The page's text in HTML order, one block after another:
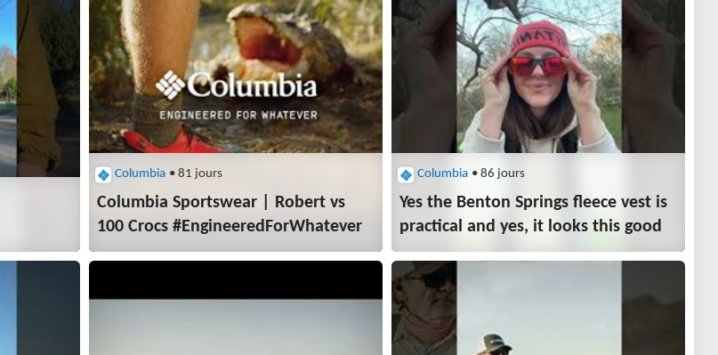
Columbia • 81 jours
Columbia Sportswear | Robert vs
100 Crocs #EngineeredForWhatever
Columbia • 86 jours
Yes the Benton Springs fleece vest is
practical and yes, it looks this good